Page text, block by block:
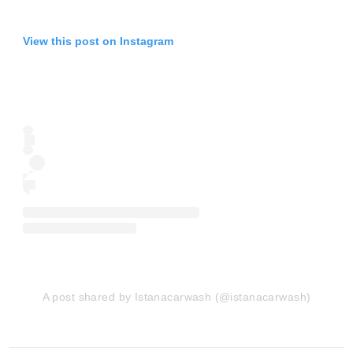
View this post on Instagram
A post shared by Istanacarwash (@istanacarwash)